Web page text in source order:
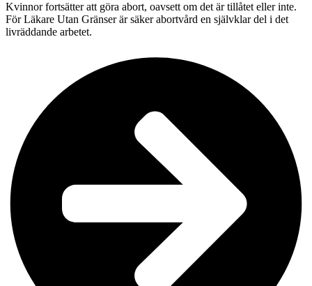
Kvinnor fortsätter att göra abort, oavsett om det är tillåtet eller inte.
För Läkare Utan Gränser är säker abortvård en självklar del i det
livräddande arbetet.